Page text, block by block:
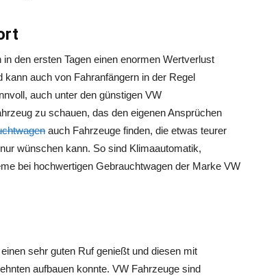
in den ersten Tagen einen enormen Wertverlust
auch von Fahranfängern in der Regel
auch unter den günstigen VW
zu schauen, das den eigenen Ansprüchen
auch Fahrzeuge finden, die etwas teurer
wünschen kann. So sind Klimaautomatik,
bei hochwertigen Gebrauchtwagen der Marke VW
sehr guten Ruf genießt und diesen mit
aufbauen konnte. VW Fahrzeuge sind